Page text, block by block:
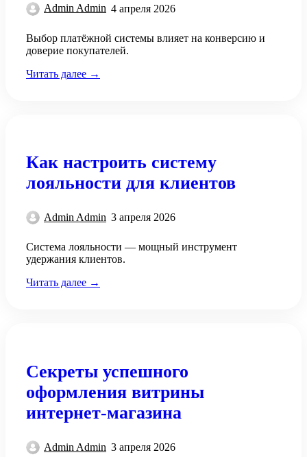
Admin Admin 4 апреля 2026
Выбор платёжной системы влияет на конверсию и
доверие покупателей.
Читать далее →
Как настроить систему
лояльности для клиентов
Admin Admin 3 апреля 2026
Система лояльности — мощный инструмент
удержания клиентов.
Читать далее →
Секреты успешного
оформления витрины
интернет-магазина
Admin Admin 3 апреля 2026